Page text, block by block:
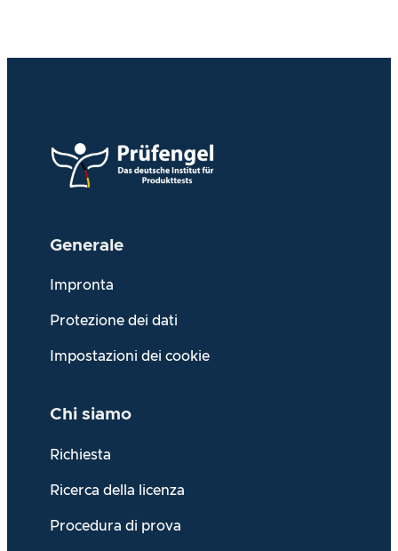
Generale
Impronta
Protezione dei dati
Impostazioni dei cookie
Chi siamo
Richiesta
Ricerca della licenza
Procedura di prova